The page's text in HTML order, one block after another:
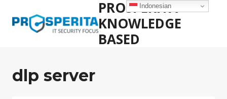
PROSPERITA
KNOWLEDGE
BASED
dlp server
Indonesian